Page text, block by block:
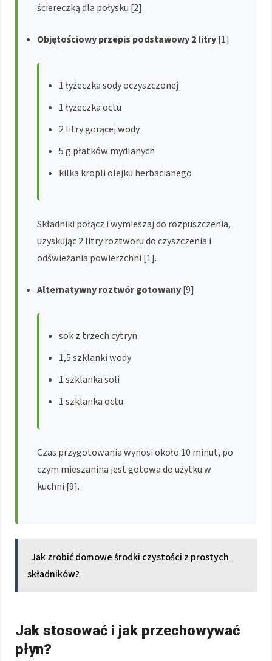
ściereczką dla połysku [2].
Objętościowy przepis podstawowy 2 litry[1]
1 łyżeczka sody oczyszczonej
1 łyżeczka octu
2 litry gorącej wody
5 g płatków mydlanych
kilka kropli olejku herbacianego
Składniki połącz i wymieszaj do rozpuszczenia,
uzyskując 2 litry roztworu do czyszczenia i
odświeżania powierzchni [1].
Alternatywny roztwór gotowany[9]
sok z trzech cytryn
1,5 szklanki wody
1 szklanka soli
1 szklanka octu
Czas przygotowania wynosi około 10 minut, po
czym mieszanina jest gotowa do użytku w
kuchni [9].
Jak zrobić domowe środki czystości z prostych
składników?
Jak stosować i jak przechowywać
płyn?